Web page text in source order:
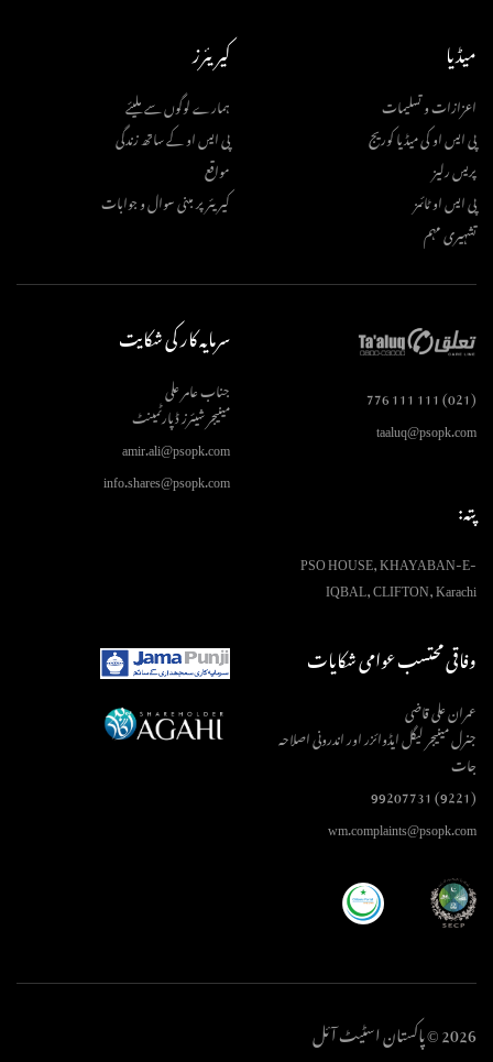
میڈیا
اعزازات و تسلیمات
پی ایس او کی میڈیا کوریج
پریس رلیز
پی ایس او ٹائمز
تشہیری مہم
کیریئرز
ہمارے لوگوں سے ملیئے
پی ایس او کے ساتھ زندگی
مواقع
کیریئر پر مبنی سوال و جوابات
(021) 111 111 776
taaluq@psopk.com
پتہ:
PSO HOUSE, KHAYABAN-E-
IQBAL, CLIFTON, Karachi
سرمایہ کار کی شکایت
جناب عامر علی
مینیجر شیئرز ڈپارٹمینٹ
amir.ali@psopk.com
info.shares@psopk.com
وفاقی محتسب عوامی شکایات
عمران علی قاضی
جنرل مینیجر لیگل ایڈوائزر اور اندرونی اصلاحہ
جات
(9221) 99207731
wm.complaints@psopk.com
2026 © پاکستان اسٹیٹ آئل